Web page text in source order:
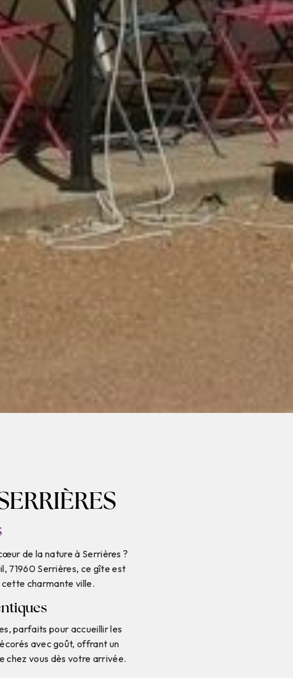
de la nature à Serrières ?
71960 Serrières, ce gîte est
charmante ville.
parfaits pour accueillir les
avec goût, offrant un
chez vous dès votre arrivée.